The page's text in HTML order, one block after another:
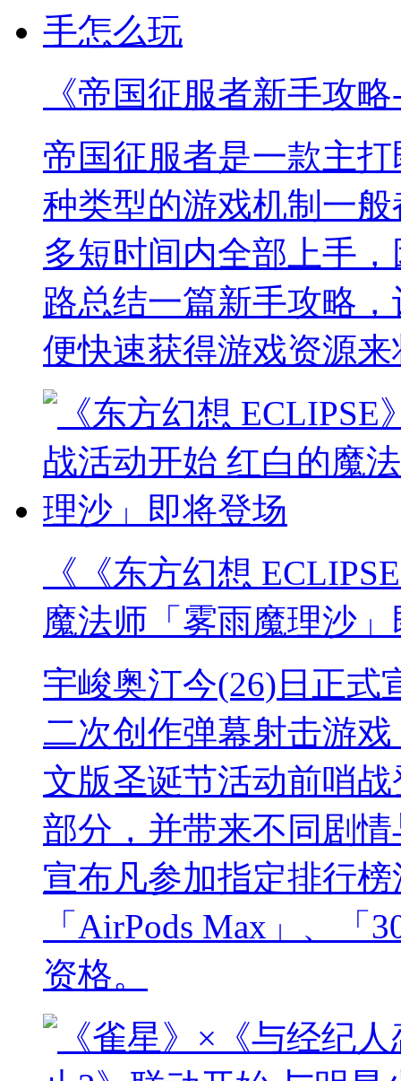
《帝国征服者新手攻
帝国征服者是一款主
种类型的游戏机制一
多短时间内全部上手
路总结一篇新手攻略
便快速获得游戏资源
《《东方幻想
魔法师「雾雨魔理沙
宇峻奥汀今(26)日正式
二次创作弹幕射击游
文版圣诞节活动前哨
部分，并带来不同剧
宣布凡参加指定排行
「AirPods Max」、
资格。